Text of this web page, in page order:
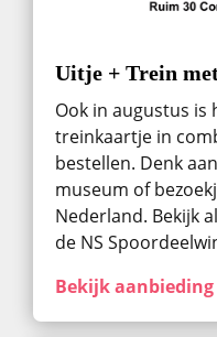
Uitje + Trein
Ook in augustus ​is
treinkaartje in
bestellen. Denk
museum of
Nederland. Bekijk
de NS
Bekijk aanbieding